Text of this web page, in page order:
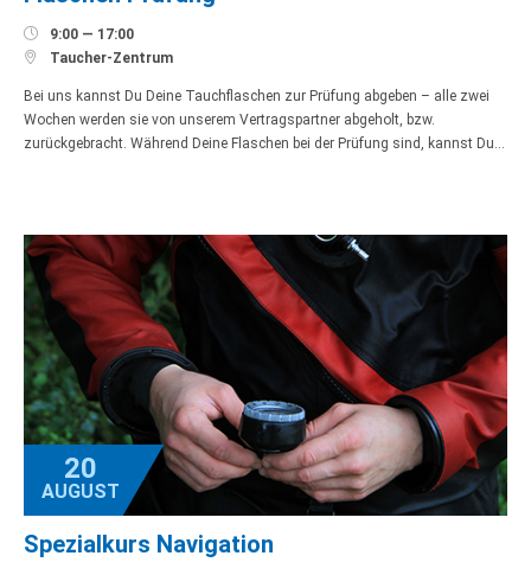
 9:00 — 17:00
 Taucher-Zentrum
Bei uns kannst Du Deine Tauchflaschen zur Prüfung abgeben – alle zwei
Wochen werden sie von unserem Vertragspartner abgeholt, bzw.
zurückgebracht. Während Deine Flaschen bei der Prüfung sind, kannst Du…
20
AUGUST
Spezialkurs Navigation